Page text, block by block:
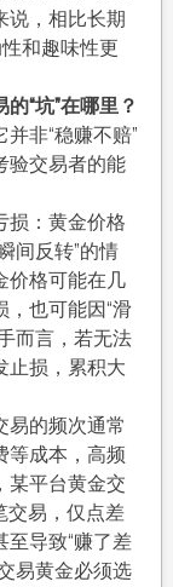
说，相比长期
和趣味性更
“坑”在哪里？
非“稳赚不赔”
验交易者的能
损：黄金价格
间反转”的情
价格可能在几
也可能因“滑
而言，若无法
止损，累积大
易的频次通常
等成本，高频
某平台黄金交
交易，仅点差
导致“赚了差
易黄金必须选